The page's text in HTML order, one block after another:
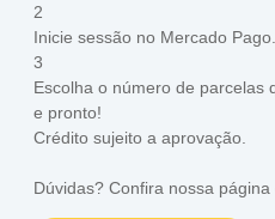
2
Inicie sessão no Mercado Pago.
3
Escolha o número de parcelas
e pronto!
Crédito sujeito a aprovação.
Dúvidas? Confira nossa página